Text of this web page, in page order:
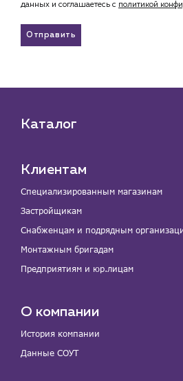
данных и соглашаетесь c политикой
Отправить
Каталог
Клиентам
Специализированным магазинам
Застройщикам
Снабженцам и подрядным
Монтажным бригадам
Предприятиям и юр.лицам
О компании
История компании
Данные СОУТ